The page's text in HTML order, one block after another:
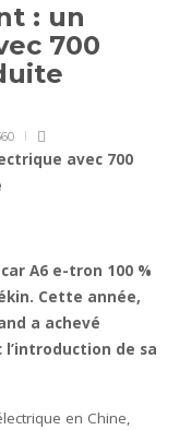
: un
700
avec 700
A6 e-tron 100 %
Cette année,
a achevé
de sa
en Chine,